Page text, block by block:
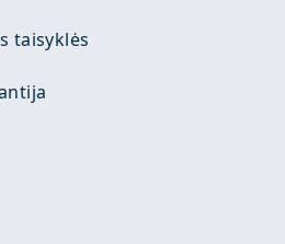
taisyklės